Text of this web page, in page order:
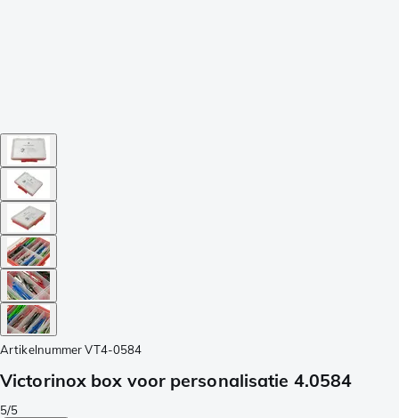
Artikelnummer VT4-0584
Victorinox box voor personalisatie 4.0584
5/5